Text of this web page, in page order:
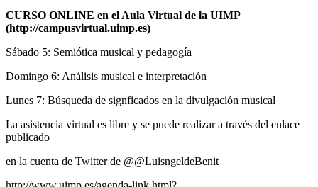
CURSO ONLINE en el Aula Virtual de la UIMP
(http://campusvirtual.uimp.es)
Sábado 5: Semiótica musical y pedagogía
Domingo 6: Análisis musical e interpretación
Lunes 7: Búsqueda de signficados en la divulgación musical
La asistencia virtual es libre y se puede realizar a través del enlace
publicado
en la cuenta de Twitter de @@LuisngeldeBenit